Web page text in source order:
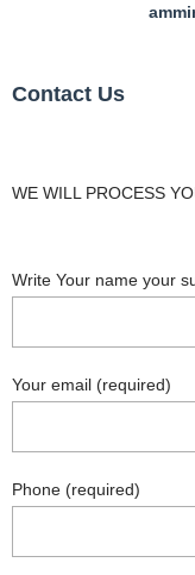
Contact Us
WE WILL PROCESS
Write Your name your
Your email (required)
Phone (required)